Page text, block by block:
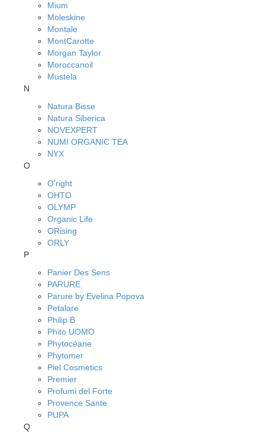
Mium
Moleskine
Montale
MontCarotte
Morgan Taylor
Moroccanoil
Mustela
N
Natura Bisse
Natura Siberica
NOVEXPERT
NUMI ORGANIC TEA
NYX
O
O'right
OHTO
OLYMP
Organic Life
ORising
ORLY
P
Panier Des Sens
PARURE
Parure by Evelina Popova
Petalare
Philip B
Phito UOMO
Phytocéane
Phytomer
Piel Cosmetics
Premier
Profumi del Forte
Provence Sante
PUPA
Q